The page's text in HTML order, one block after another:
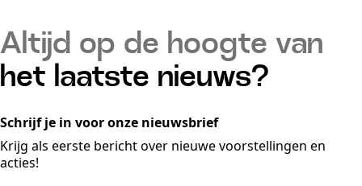
Altijd op de hoogte van
het laatste nieuws?
Schrijf je in voor onze nieuwsbrief
Krijg als eerste bericht over nieuwe voorstellingen en
acties!